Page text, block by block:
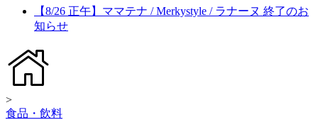
【8/26 正午】ママテナ / Merkystyle / ラナーヌ 終了のお
知らせ
>
食品・飲料